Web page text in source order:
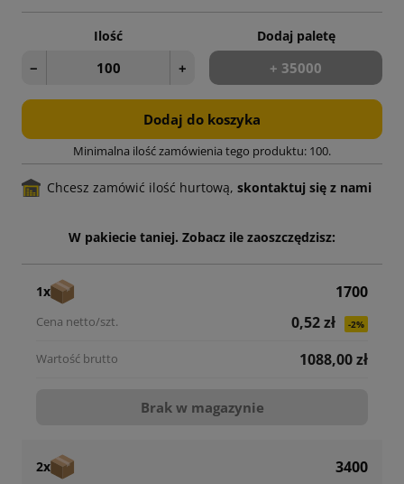
Ilość
− +
Dodaj paletę
+ 35000
Dodaj do koszyka
Minimalna ilość zamówienia tego produktu: 100.
Chcesz zamówić ilość hurtową, skontaktuj się z nami
W pakiecie taniej. Zobacz ile zaoszczędzisz:
1x
1700
0,52 zł
-2%
1088,00 zł
Brak w magazynie
2x
3400